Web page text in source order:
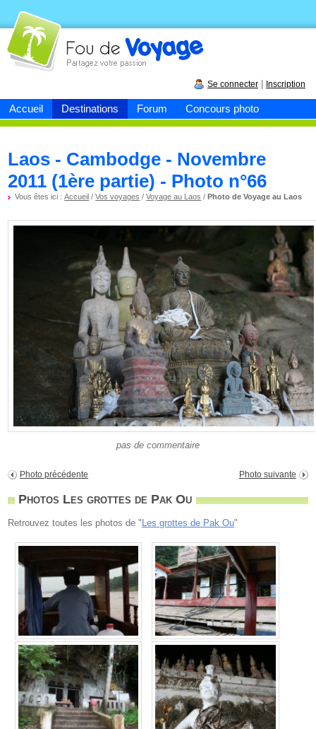
Accueil Destinations Forum Concours photo
Fou devoyage
Se connecter Inscription
Laos - Cambodge - Novembre
2011 (1ère partie) - Photo n°66
Vous êtes ici :Accueil /Vos voyages /Voyage au Laos /Photo de Voyage au Laos
pas de commentaire
Photo précédente Photo suivante
Photos Les grottes de Pak Ou
Retrouvez toutes les photos de "Les grottes de Pak Ou"